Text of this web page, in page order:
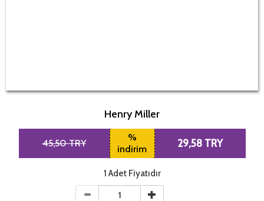
Henry Miller
45,50 TRY
%
indirim
29,58 TRY
1 Adet Fiyatıdır